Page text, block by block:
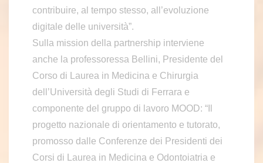
contribuire, al tempo stesso, all’evoluzione
digitale delle università”.
Sulla mission della partnership interviene
anche la professoressa Bellini, Presidente del
Corso di Laurea in Medicina e Chirurgia
dell’Università degli Studi di Ferrara e
componente del gruppo di lavoro MOOD: “Il
progetto nazionale di orientamento e tutorato,
promosso dalle Conferenze dei Presidenti dei
Corsi di Laurea in Medicina e Odontoiatria e